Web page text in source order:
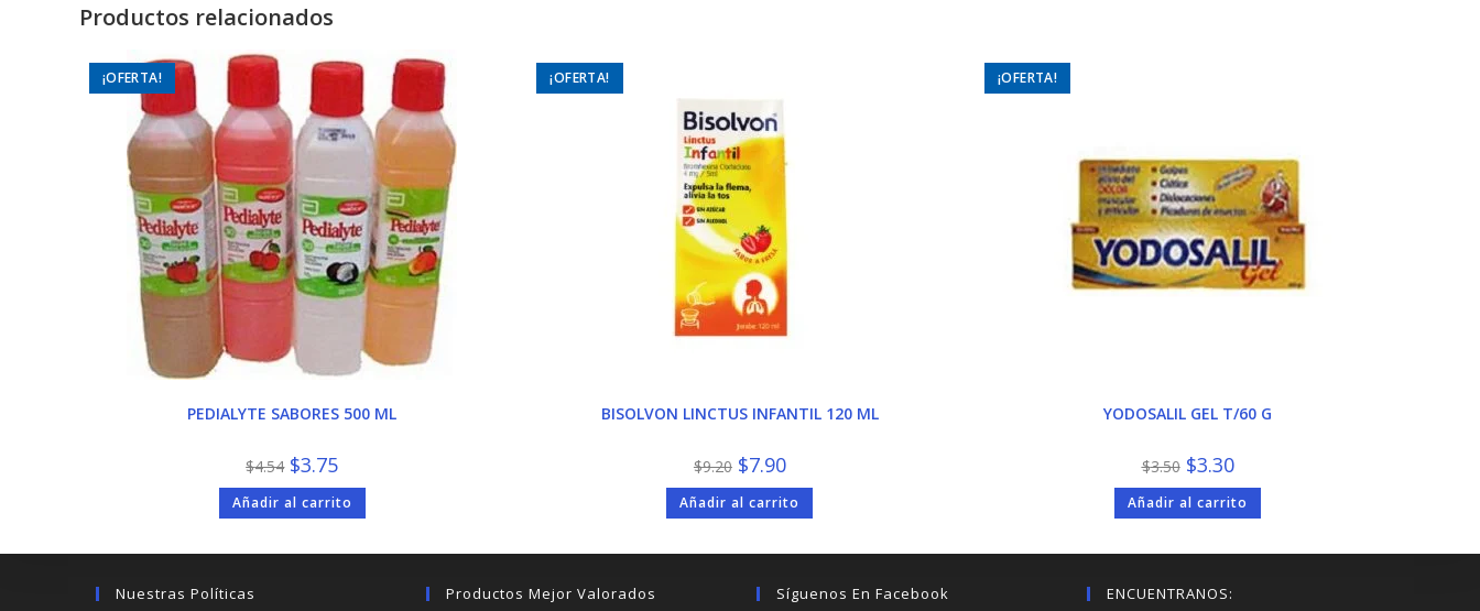
Productos relacionados
¡OFERTA!
PEDIALYTE SABORES 500 ML
$4.54 El
precio
original
era:
$4.54.
$3.75El
precio
actual
es:
$3.75.
Añadir al carrito
¡OFERTA!
BISOLVON LINCTUS INFANTIL 120 ML
$9.20 El
precio
original
era:
$9.20.
$7.90El
precio
actual
es:
$7.90.
Añadir al carrito
¡OFERTA!
YODOSALIL GEL T/60 G
$3.50 El
precio
original
era:
$3.50.
$3.30El
precio
actual
es:
$3.30.
Añadir al carrito
Nuestras Políticas Productos Mejor Valorados Síguenos En Facebook ENCUENTRANOS: